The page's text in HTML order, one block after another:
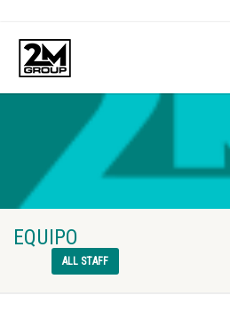
EQUIPO
ALL STAFF